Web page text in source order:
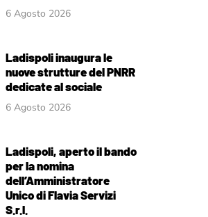
6 Agosto 2026
Ladispoli inaugura le
nuove strutture del PNRR
dedicate al sociale
6 Agosto 2026
Ladispoli, aperto il bando
per la nomina
dell’Amministratore
Unico di Flavia Servizi
S.r.l.